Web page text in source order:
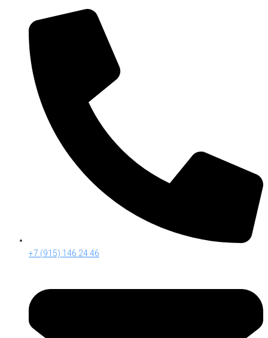
+7 (915) 146 24 46